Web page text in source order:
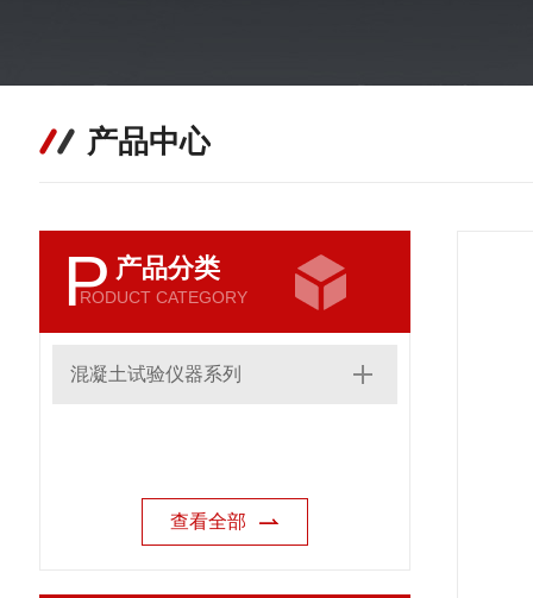
产品中心
P 产品分类
RODUCT CATEGORY
混凝土试验仪器系列
查看全部